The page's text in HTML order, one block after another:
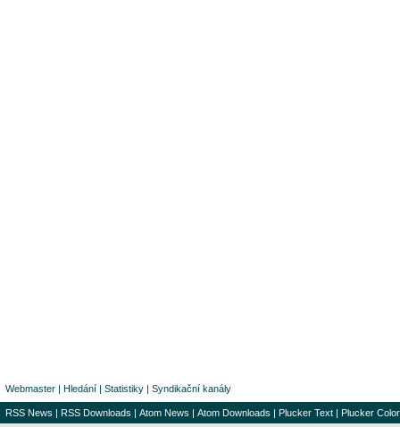
Webmaster | Hledání | Statistiky | Syndikační kanály
RSS News | RSS Downloads | Atom News | Atom Downloads | Plucker Text | Plucker Color